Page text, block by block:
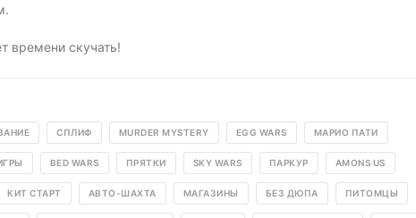
времени скучать!
СПЛИФ MURDER MYSTERY EGG WARS МАРИО ПАТИ
BED WARS ПРЯТКИ SKY WARS ПАРКУР AMONS US
КИТ СТАРТ АВТО-ШАХТА МАГАЗИНЫ БЕЗ ДЮПА ПИТОМЦЫ